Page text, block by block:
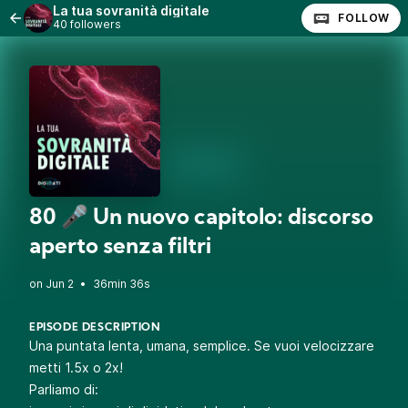
La tua sovranità digitale
40 followers FOLLOW
80 🎤 Un nuovo capitolo: discorso
aperto senza filtri
• 36min 36s
EPISODE DESCRIPTION
Una puntata lenta, umana, semplice. Se vuoi velocizzare
metti 1.5x o 2x!
Parliamo di: